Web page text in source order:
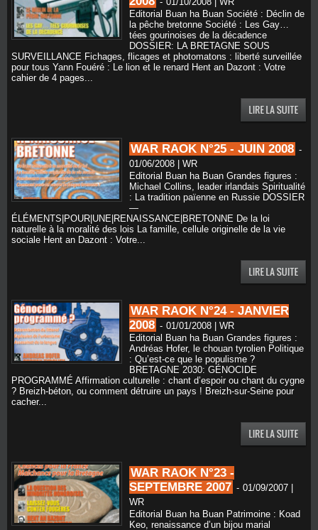
Editorial Buan ha Buan Société : Déclin de
la pêche bretonne Société : Les Gay…
tées gourinoises de la décadence
DOSSIER: LA BRETAGNE SOUS
SURVEILLANCE Fichages, flicages et photomatons : liberté surveillée
pour tous Yann Fouéré : Le lion et le renard Hent an Dazont : Votre
cahier de 4 pages...
WAR RAOK N°25 - JUIN 2008 -
01/06/2008 | WR
Editorial Buan ha Buan Grandes figures :
Michael Collins, leader irlandais Spiritualité
: La tradition païenne en Russie DOSSIER
—
ÉLÉMENTS|POUR|UNE|RENAISSANCE|BRETONNE De la loi
naturelle à la moralité des lois La famille, cellule originelle de la vie
sociale Hent an Dazont : Votre...
WAR RAOK N°24 - JANVIER
2008 - 01/01/2008 | WR
Editorial Buan ha Buan Grandes figures :
Andréas Hofer, le chouan tyrolien Politique
: Qu’est-ce que le populisme ?
BRETAGNE 2030: GÉNOCIDE
PROGRAMMÉ Affirmation culturelle : chant d’espoir ou chant du cygne
? Breizh-béton, ou comment détruire un pays ! Breizh-sur-Seine pour
cacher...
WAR RAOK N°23 -
SEPTEMBRE 2007 - 01/09/2007 |
WR
Editorial Buan ha Buan Patrimoine : Koad
Keo, renaissance d’un bijou marial